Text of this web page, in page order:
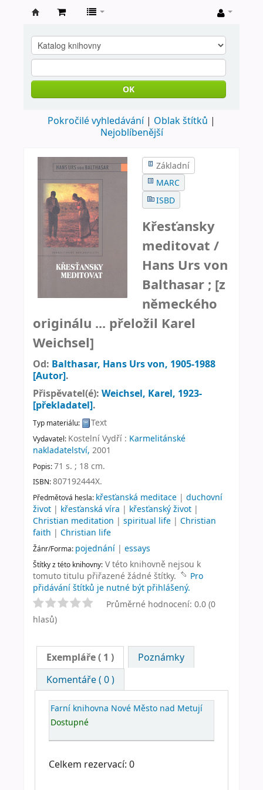
knihovna
Nové
Město
Metují
OK
Pokročilé vyhledávání
Oblak štítků
Nejoblíbenější
Základní
MARC
ISBD
Křesťansky
meditovat /
Hans Urs von
Balthasar ; [z
německého
originálu ... přeložil Karel
Weichsel]
Od: Balthasar, Hans Urs von, 1905-1988
[Autor].
Přispěvatel(é): Weichsel, Karel, 1923-
[překladatel].
Typ materiálu: Text
Vydavatel: Kostelní Vydří : Karmelitánské
nakladatelství, 2001
Popis:71 s. ; 18 cm.
ISBN:807192444X.
Předmětová hesla: křesťanská meditace | duchovní
život | křesťanská víra | křesťanský život |
Christian meditation | spiritual life | Christian
faith | Christian life
Žánr/Forma: pojednání | essays
Štítky z této knihovny: V této knihovně nejsou k
tomuto titulu přiřazené žádné štítky.
Pro
přidávání štítků je nutné být přihlášený.
Průměrné hodnocení: 0.0 (0
hlasů)
Exempláře( 1 )
Poznámky
Komentáře ( 0 )
Farní knihovna Nové Město nad Metují
Dostupné
Celkem rezervací: 0